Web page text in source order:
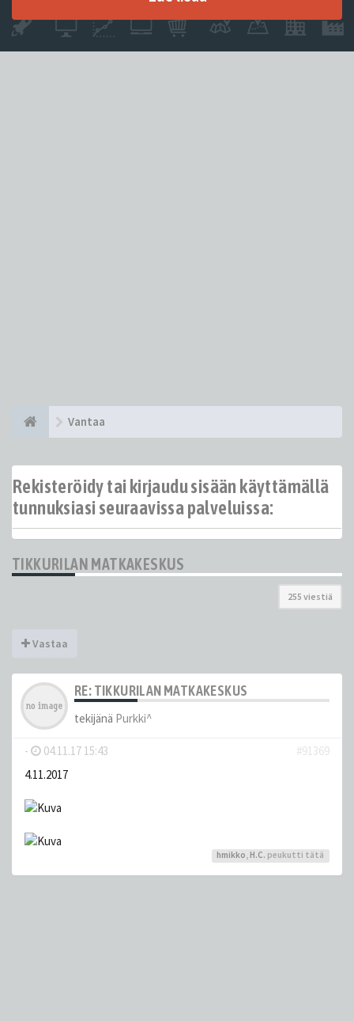
Vantaa
Rekisteröidy tai kirjaudu sisään käyttämällä
tunnuksiasi seuraavissa palveluissa:
TIKKURILAN MATKAKESKUS
255 viestiä
Vastaa
RE: TIKKURILAN MATKAKESKUS
tekijänä Purkki^
- 04.11.17 15:43
#91369
4.11.2017
hmikko, H.C. peukutti tätä